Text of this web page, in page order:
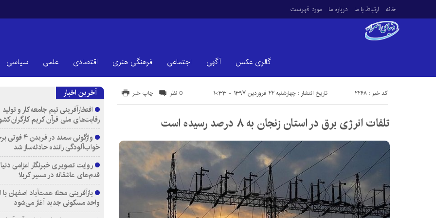
خانه ارتباط با ما درباره ما مورد فهرست
گالری عکس آگهی اجتماعی فرهنگی هنری اقتصادی علمی سیاسی
تاریخ انتشار : چهارشنبه ۲۲ فروردین ۱۳۹۷ - ۱۰:۳۳ کد خبر : 2268 چاپ خبر 0 نظر
تلفات انرژی برق در استان زنجان به ۸ درصد رسیده است
آخرین اخبار
افتخارآفرینی تیم جامعه کار و
رقابت‌های ملی قرآن کریم کارگران
واژگونی سمند در
خواب‌آلودگی راننده حادثه‌ساز شد
روایت تصویری خبرنگار اعزامی
قدم‌های عاشقانه در مسیر کربلا
واحد مسکونی جدید آغاز می‌شود